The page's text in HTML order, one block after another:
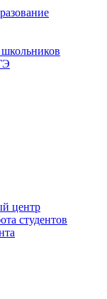
центр
студентов